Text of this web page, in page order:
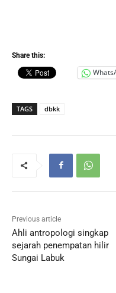
Share this:
TAGS dbkk
Previous article
Ahli antropologi singkap
sejarah penempatan hilir
Sungai Labuk